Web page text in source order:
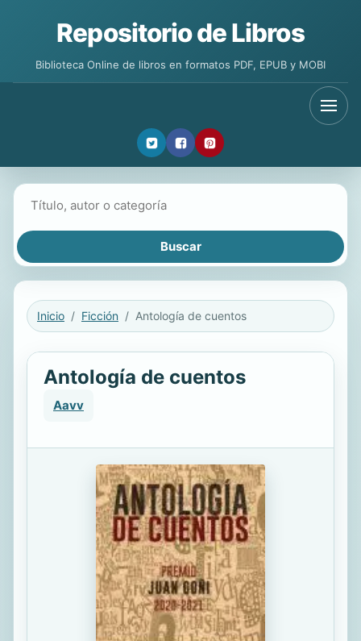
Repositorio de Libros
Biblioteca Online de libros en formatos PDF, EPUB y MOBI
Inicio Ficción Antología de cuentos
Antología de cuentos
Aavv